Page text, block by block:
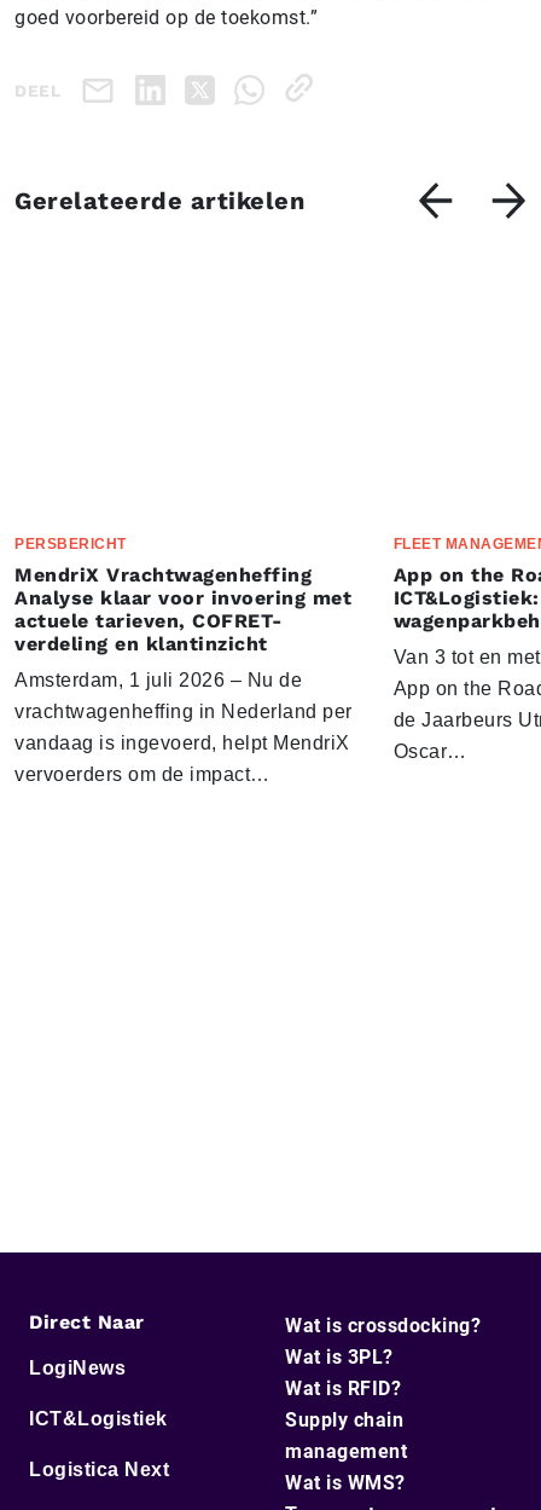
goed voorbereid op de toekomst.”
DEEL
Gerelateerde artikelen
PERSBERICHT
MendriX Vrachtwagenheffing
Analyse klaar voor invoering met
actuele tarieven, COFRET-
verdeling en klantinzicht
Amsterdam, 1 juli 2026 – Nu de
vrachtwagenheffing in Nederland per
vandaag is ingevoerd, helpt MendriX
vervoerders om de impact…
FLEET
App on the
Van 3 tot en
App on the
de Jaarbeurs
Oscar…
Direct Naar
LogiNews
ICT&Logistiek
Logistica Next
Wat is crossdocking?
Wat is 3PL?
Wat is RFID?
Supply chain
management
Wat is WMS?